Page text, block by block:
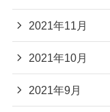
2021年11月
2021年10月
2021年9月